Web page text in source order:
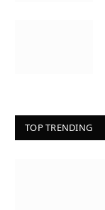
TOP TRENDING